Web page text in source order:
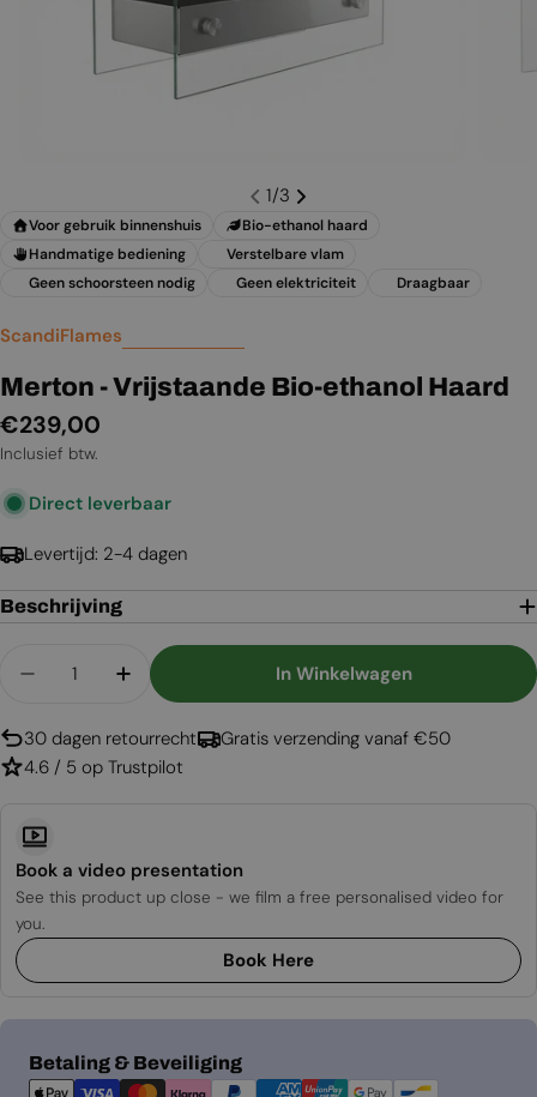
1/3
Voor gebruik binnenshuis
Bio-ethanol haard
Handmatige bediening
Verstelbare vlam
Geen schoorsteen nodig
Geen elektriciteit Draagbaar
ScandiFlames
Merton - Vrijstaande Bio-ethanol Haard
Normale
prijs
€239,00
Inclusief btw.
Direct leverbaar
Levertijd: 2-4 dagen
Beschrijving
Aantal Verlagen Voor Merton - Vrijstaande Bio-
Aantal Verhogen Voor Merton -
In Winkelwagen
30 dagen retourrecht
Gratis verzending vanaf €50
4.6 / 5 op Trustpilot
Book a video presentation
See this product up close - we film a free personalised video for
you.
Book Here
Betaling & Beveiliging
Betaalmethoden